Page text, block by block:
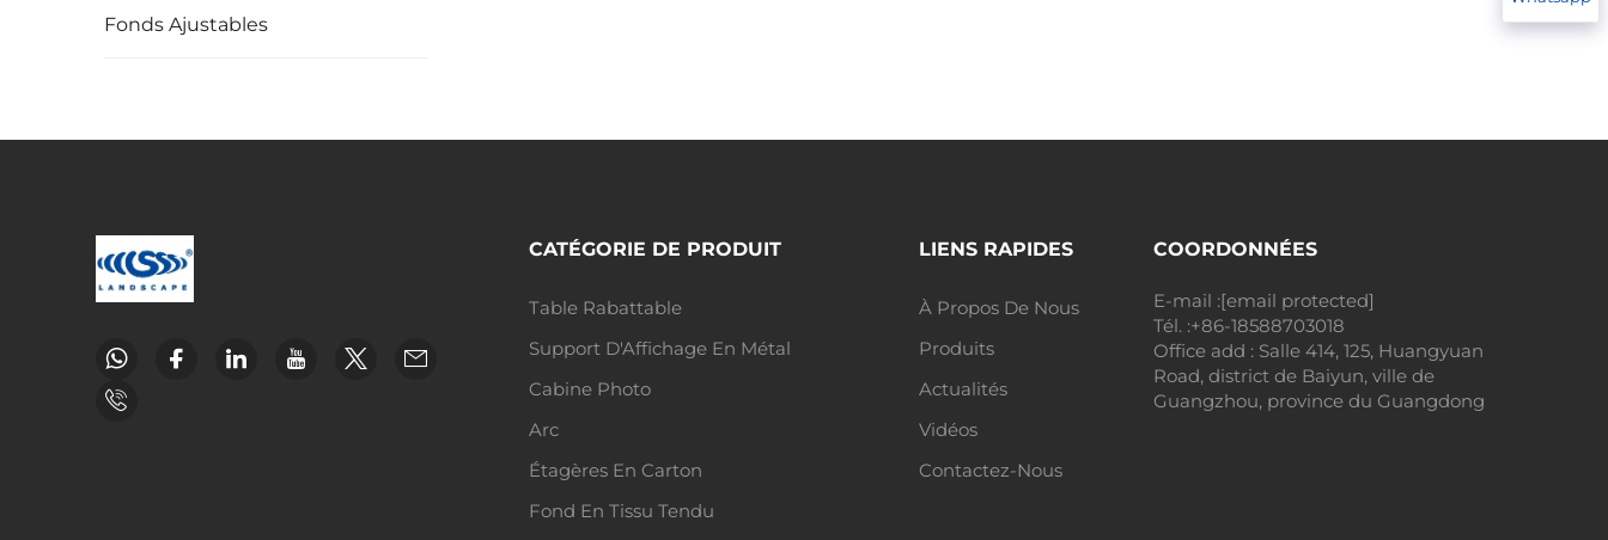
Fonds Ajustables
CATÉGORIE DE PRODUIT
Table Rabattable
Support D'Affichage En Métal
Cabine Photo
Arc
Étagères En Carton
Fond En Tissu Tendu
LIENS RAPIDES
À Propos De Nous
Produits
Actualités
Vidéos
Contactez-Nous
COORDONNÉES
E-mail :[email protected]
Tél. :+86-18588703018
Office add : Salle 414, 125, Huangyuan
Road, district de Baiyun, ville de
Guangzhou, province du Guangdong